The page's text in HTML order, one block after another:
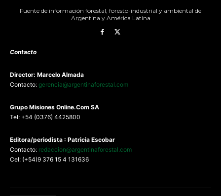
Fuente de información forestal, foresto-industrial y ambiental de
Argentina y América Latina
Contacto
Director: Marcelo Almada
Contacto: gerencia@argentinaforestal.com
Grupo Misiones Online.Com SA
Tel: +54 (0376) 4425800
Editora/periodista : Patricia Escobar
Contacto: redaccion@argentinaforestal.com
Cel: (+54)9 376 15 4 131636